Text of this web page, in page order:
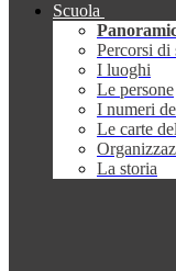
Scuola
Percorsi di
I luoghi
Le persone
I numeri
Le carte
La storia